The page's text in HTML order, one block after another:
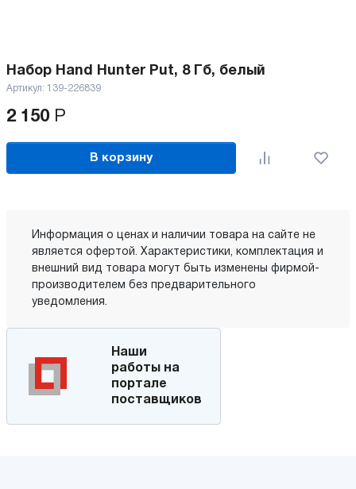
Набор Hand Hunter Put, 8 Гб, белый
Артикул: 139-226839
2 150 Р
В корзину
Информация о ценах и наличии товара на сайте не
является офертой. Характеристики, комплектация и
внешний вид товара могут быть изменены фирмой-
производителем без предварительного
уведомления.
Наши
работы на
портале
поставщиков